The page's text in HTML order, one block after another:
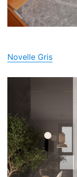
Novelle Gris